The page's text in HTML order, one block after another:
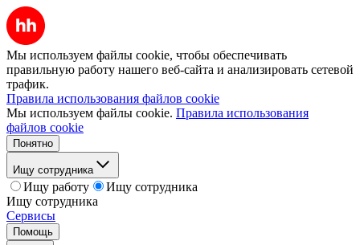
Мы используем файлы cookie, чтобы обеспечивать
правильную работу нашего веб-сайта и анализировать сетевой
трафик.
Правила использования файлов cookie
Мы используем файлы cookie. Правила использования
файлов cookie
Понятно
Ищу сотрудника
Ищу работу
Ищу сотрудника
Ищу сотрудника
Сервисы
Помощь